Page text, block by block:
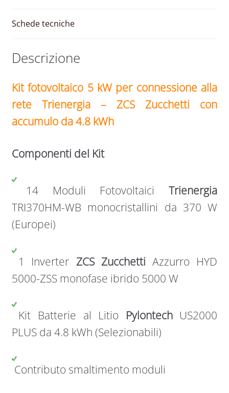
Schede tecniche
Descrizione
Kit fotovoltaico 5 kW per connessione alla
rete Trienergia – ZCS Zucchetti con
accumulo da 4.8 kWh
Componenti del Kit
14 Moduli FotovoltaiciTrienergia
TRI370HM-WB monocristallini da 370 W
(Europei)
1 Inverter ZCS ZucchettiAzzurro HYD
5000-ZSS monofase ibrido 5000 W
Kit Batterie al Litio Pylontech US2000
PLUS da 4.8 kWh (Selezionabili)
Contributo smaltimento moduli